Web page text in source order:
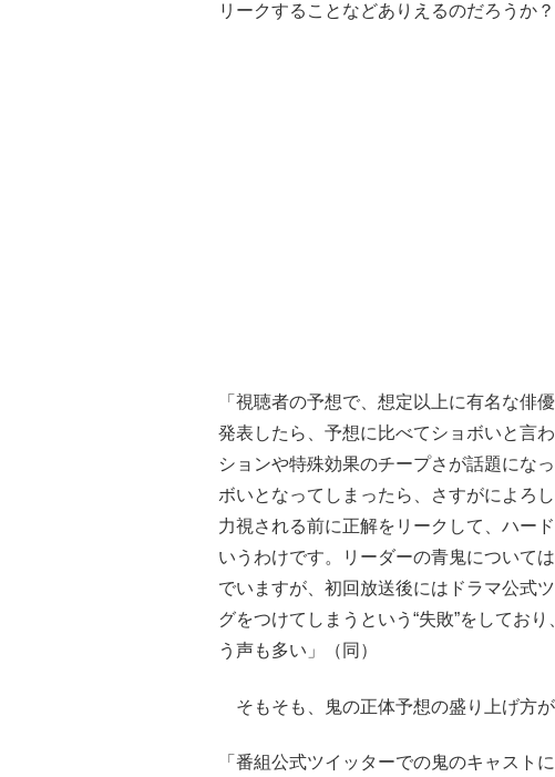
リークすることなどありえるのだろうか？
「視聴者の予想で、想定以上に有名な俳
発表したら、予想に比べてショボいと言
ションや特殊効果のチープさが話題にな
ボいとなってしまったら、さすがによろ
力視される前に正解をリークして、ハー
いうわけです。リーダーの青鬼について
でいますが、初回放送後にはドラマ公式
グをつけてしまうという“失敗”をしてお
う声も多い」（同）
そもそも、鬼の正体予想の盛り上げ方
「番組公式ツイッターでの鬼のキャスト